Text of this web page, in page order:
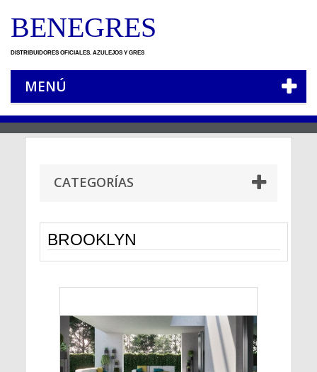
BENEGRES
DISTRIBUIDORES OFICIALES. AZULEJOS Y GRES
MENÚ
CATEGORÍAS
BROOKLYN